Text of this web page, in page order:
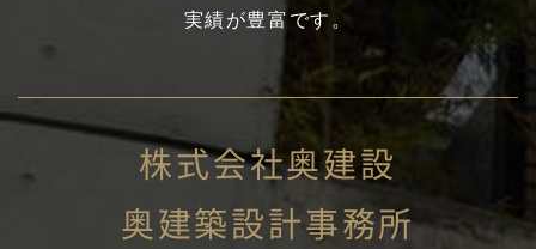
実績が豊富です。
株式会社奥建設
奥建築設計事務所